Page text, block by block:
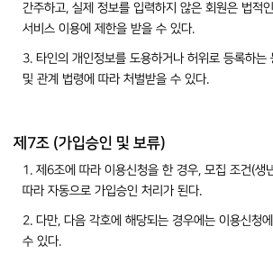
간주하고, 실제 정보를 입력하지 않은 회원은 법적
서비스 이용에 제한을 받을 수 있다.
3. 타인의 개인정보를 도용하거나 허위로 등록하는
및 관계 법령에 따라 처벌받을 수 있다.
제7조 (가입승인 및 보류)
1. 제6조에 따라 이용신청을 한 경우, 모집 조건(생
따라 자동으로 가입승인 처리가 된다.
2. 다만, 다음 각호에 해당되는 경우에는 이용신청
수 있다.